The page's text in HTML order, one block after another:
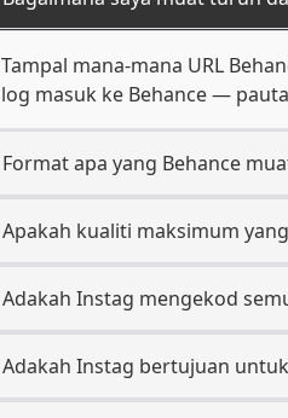
Tampal mana-mana URL
log masuk ke Behance —
Format apa yang Behance
Apakah kualiti maksimum
Adakah Instag mengekod
Adakah Instag bertujuan